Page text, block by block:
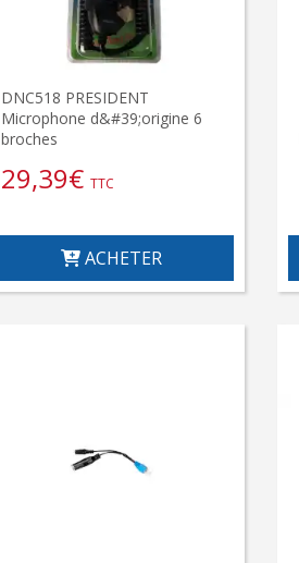
DNC518 PRESIDENT
Microphone d&#39;origine 6
broches
29,39€ TTC
ACHETER